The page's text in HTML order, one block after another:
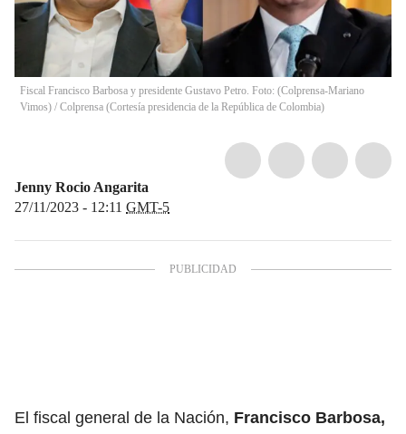
Fiscal Francisco Barbosa y presidente Gustavo Petro. Foto: (Colprensa-Mariano
Vimos) / Colprensa (Cortesía presidencia de la República de Colombia)
Jenny Rocio Angarita
27/11/2023 - 12:11 GMT-5
El fiscal general de la Nación, Francisco Barbosa,